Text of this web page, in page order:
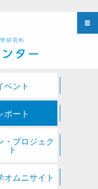
ベント
ポート
・プロジェク
ト
オムニサイト